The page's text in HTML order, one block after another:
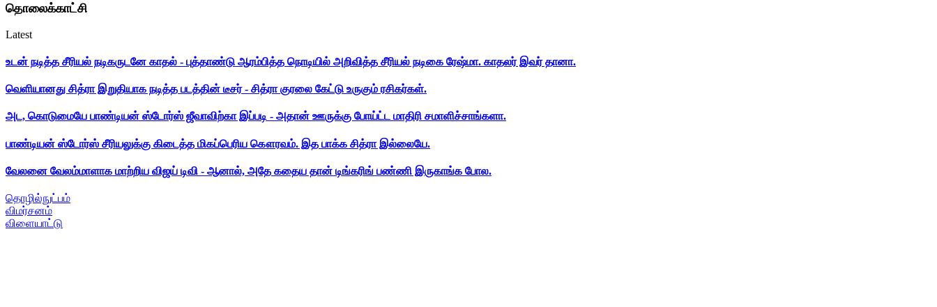
தொலைக்காட்சி
Latest
உடன் நடித்த சீரியல் நடிகருடனே காதல் - புத்தாண்டு ஆரம்பித்த நொடியில் அறிவித்த சீரியல் நடிகை ரேஷ்மா. காதலர் இவர் தானா.
வெளியானது சித்ரா இறுதியாக நடித்த படத்தின் டீசர் - சித்ரா குரலை கேட்டு உருகும் ரசிகர்கள்.
அட, கொடுமையே பாண்டியன் ஸ்டோர்ஸ் ஜீவாவிற்கா இப்படி - அதான் ஊருக்கு போய்ட்ட மாதிரி சமாளிச்சாங்களா.
பாண்டியன் ஸ்டோர்ஸ் சீரியலுக்கு கிடைத்த மிகப்பெரிய கௌரவம். இத பாக்க சித்ரா இல்லையே.
வேலனை வேலம்மாளாக மாற்றிய விஜய் டிவி - ஆனால், அதே கதைய தான் டிங்கரிங் பண்ணி இருகாங்க போல.
தொழில்நுட்பம்
விமர்சனம்
விளையாட்டு